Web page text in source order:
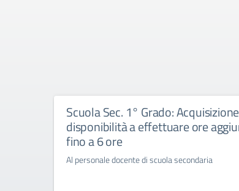
Scuola Sec. 1° Grado: Acquisizione
disponibilità a effettuare ore
fino a 6 ore
Al personale docente di scuola secondaria